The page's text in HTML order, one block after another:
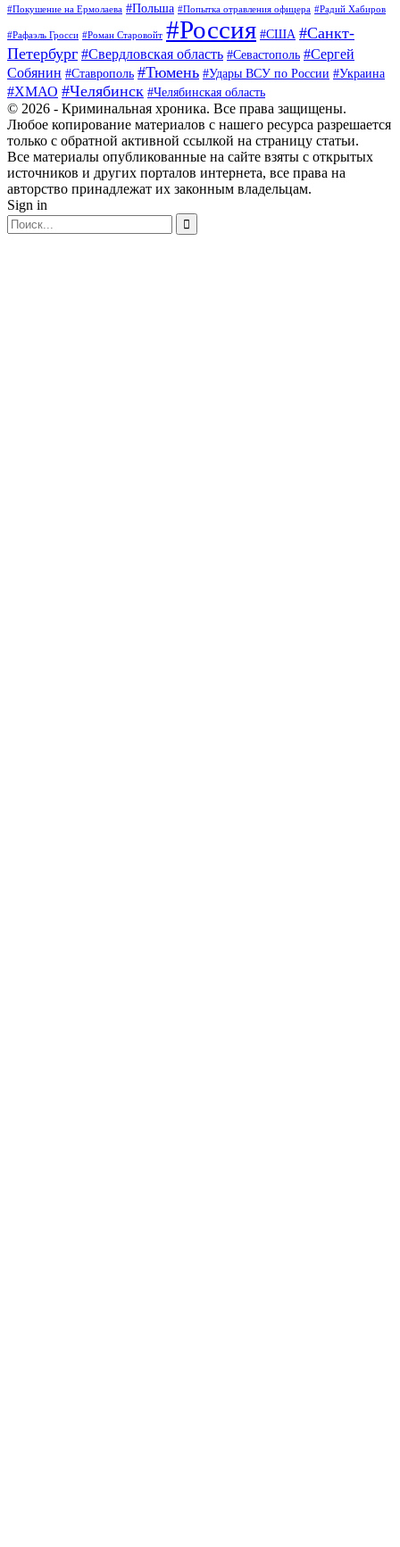
#Покушение на Ермолаева #Польша #Попытка отравления офицера #Радий Хабиров
#Рафаэль Гросси #Роман Старовойт #Россия #США #Санкт-
Петербург #Свердловская область #Севастополь #Сергей
Собянин #Ставрополь #Тюмень #Удары ВСУ по России #Украина
#ХМАО #Челябинск #Челябинская область
© 2026 - Криминальная хроника. Все права защищены.
Любое копирование материалов с нашего ресурса разрешается
только с обратной активной ссылкой на страницу статьи.
Все материалы опубликованные на сайте взяты с открытых
источников и других порталов интернета, все права на
авторство принадлежат их законным владельцам.
Sign in